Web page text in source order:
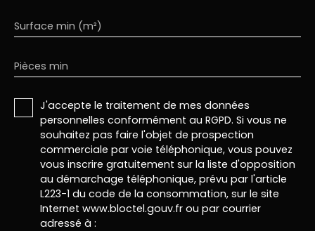
Surface min (m²)
Pièces min
J'accepte le traitement de mes données
personnelles conformément au RGPD. Si vous ne
souhaitez pas faire l'objet de prospection
commerciale par voie téléphonique, vous pouvez
vous inscrire gratuitement sur la liste d'opposition
au démarchage téléphonique, prévu par l'article
L223-1 du code de la consommation, sur le site
Internet www.bloctel.gouv.fr ou par courrier
adressé à :